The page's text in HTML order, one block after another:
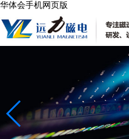
华体会手机网页版